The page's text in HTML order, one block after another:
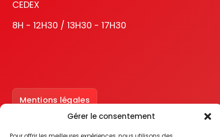
Gérer le consentement
CEDEX
8H - 12H30 / 13H30 - 17H30
Mentions légales